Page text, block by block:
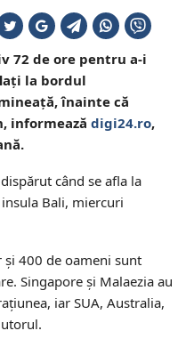
72 de ore pentru a-i
la bordul
înainte că
informează digi24.ro,
când se afla la
Bali, miercuri
și 400 de oameni sunt
Singapore și Malaezia au
iar SUA, Australia,